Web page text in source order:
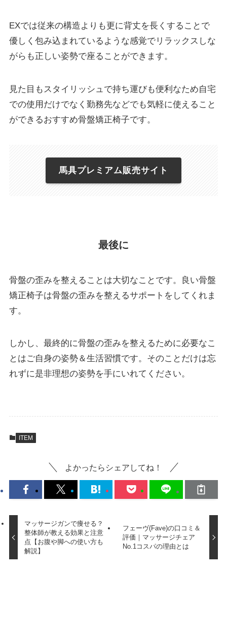
EXでは従来の構造よりも更に背丈を長くすることで
優しく包み込まれているような感覚でリラックスしな
がらも正しい姿勢で座ることができます。
見た目もスタイリッシュで持ち運びも便利なため自宅
での使用だけでなく勤務先などでも気軽に使えること
ができるおすすめ骨盤矯正椅子です。
馬具プレミアム販売サイト
最後に
骨盤の歪みを整えることは大切なことです。良い骨盤
矯正椅子は骨盤の歪みを整えるサポートをしてくれま
す。
しかし、最終的に骨盤の歪みを整えるために必要なこ
とはご自身の姿勢＆生活習慣です。そのことだけは忘
れずに是非理想の姿勢を手にいれてください。
ITEM
よかったらシェアしてね！
マッサージガンで痩せる？
整体師が教える効果と注意
点【お腹や脚への使い方も
解説】
フェーヴ(Fave)の口コミ＆
評価｜マッサージチェア
No.1コスパの理由とは